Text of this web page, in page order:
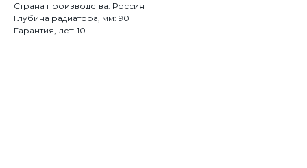
Страна производства: Россия
Глубина радиатора, мм: 90
Гарантия, лет: 10